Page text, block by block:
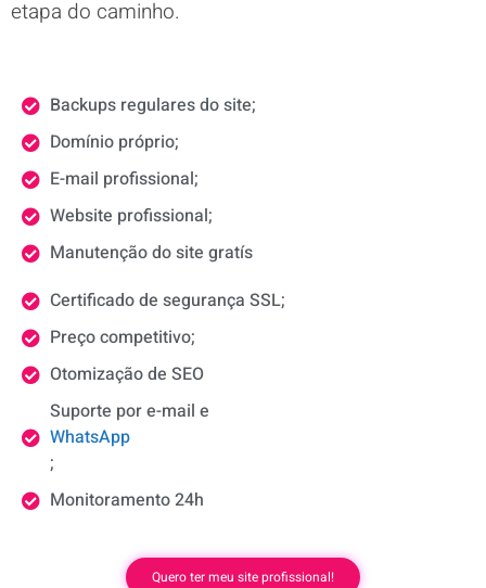
etapa do caminho.
Backups regulares do site;
Domínio próprio;
E-mail profissional;
Website profissional;
Manutenção do site gratís
Certificado de segurança SSL;
Preço competitivo;
Otomização de SEO
Suporte por e-mail e
WhatsApp
;
Monitoramento 24h
Quero ter meu site profissional!